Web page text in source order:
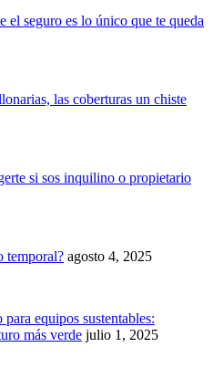
el seguro es lo único que te queda
las coberturas un chiste
si sos inquilino o propietario
temporal? agosto 4, 2025
equipos sustentables:
más verde julio 1, 2025